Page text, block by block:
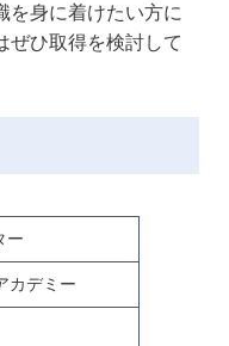
を身に着けたい方に
ぜひ取得を検討して
ー
カデミー